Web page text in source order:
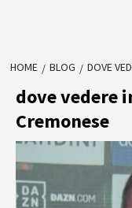
HOME BLOG DOVE
dove vedere
Cremonese